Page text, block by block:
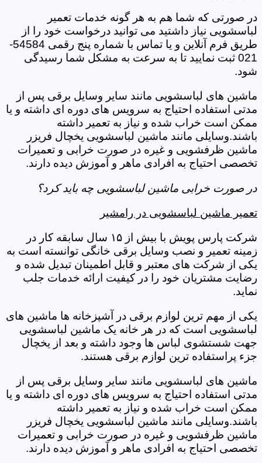
در صورتی که شما هم به هر گونه خدمات تعمیر
لباسشویی نیاز داشتید می توانید درخواست خود را از
طریق فرم آنلاین و یا تماس با شماره پنج رقمی 54584-
021 ثبت نمایید تا به سرعت به مشکل شما رسیدگی
شود.
ماشین های لباسشویی مانند سایر وسایل برقی پس از
مدتی استفاده احتیاج به سرویس های دوره ای داشته و یا
ممکن است خراب شده و نیاز به تعمیر داشته
باشند.وسایلی مانند ماشین لباسشویی یخچال فریزر
ماشین ظرفشویی و غیره در صورت خرابی و تعمیرات
تخصصی احتیاج به افرادی ماهر و آموزش دیده دارند.
در صورت خرابی ماشین لباسشویی چه باید کرد؟
تعمیر ماشین لباسشویی در رامشیر
شرکت پارس پویش با بیش از ۱۵ سال سابقه کار در
زمینه تعمیر و نصب وسایل برقی خانگی توانسته است به
یکی از شرکت های معتبر و قابل اطمینان تبدیل شده و
رضایت مشتریان خود را در کیفیت ارائه خدمات جلب
نماید.
یکی از مهم ترین لوازم برقی در آشپزخانه ها ماشین های
لباسشویی است که در هر خانه یک ماشین لباسشویی
جهت شستشوی لباس ها وجود داشته و بعد از یخچال
جزء پراستفاده ترین لوازم برقی هستند.
ماشین های لباسشویی مانند سایر وسایل برقی پس از
مدتی استفاده احتیاج به سرویس های دوره ای داشته و یا
ممکن است خراب شده و نیاز به تعمیر داشته
باشند.وسایلی مانند ماشین لباسشویی یخچال فریزر
ماشین ظرفشویی و غیره در صورت خرابی و تعمیرات
تخصصی احتیاج به افرادی ماهر و آموزش دیده دارند.